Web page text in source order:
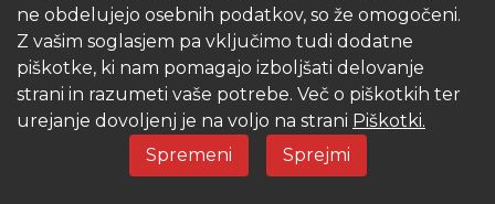
Skrb za vaše zdravje
Sanitarna toplotna črpalka SMAX ima vključeno
avtomatsko antilegionelno pregrevanje, s čimer se
zagotovi neoporečnost vode. Omogoča
ne obdelujejo osebnih podatkov, so že omogočeni.
Z vašim soglasjem pa vključimo tudi dodatne
piškotke, ki nam pomagajo izboljšati delovanje
strani in razumeti vaše potrebe. Več o piškotkih ter
urejanje dovoljenj je na voljo na strani Piškotki.
Spremeni
Sprejmi